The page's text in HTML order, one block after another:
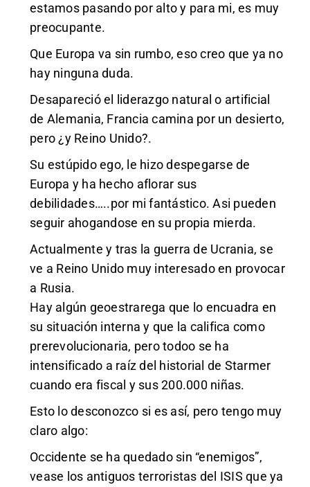
estamos pasando por alto y para mi, es muy
preocupante.
Que Europa va sin rumbo, eso creo que ya no
hay ninguna duda.
Desapareció el liderazgo natural o artificial
de Alemania, Francia camina por un desierto,
pero ¿y Reino Unido?.
Su estúpido ego, le hizo despegarse de
Europa y ha hecho aflorar sus
debilidades…..por mi fantástico. Asi pueden
seguir ahogandose en su propia mierda.
Actualmente y tras la guerra de Ucrania, se
ve a Reino Unido muy interesado en provocar
a Rusia.
Hay algún geoestrarega que lo encuadra en
su situación interna y que la califica como
prerevolucionaria, pero todoo se ha
intensificado a raíz del historial de Starmer
cuando era fiscal y sus 200.000 niñas.
Esto lo desconozco si es así, pero tengo muy
claro algo:
Occidente se ha quedado sin “enemigos”,
vease los antiguos terroristas del ISIS que ya